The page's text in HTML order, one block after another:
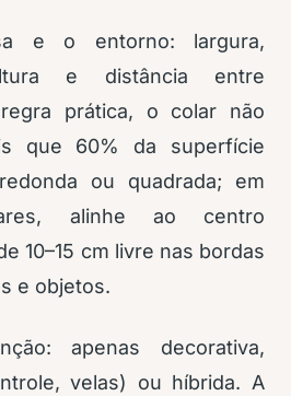
e o entorno: largura,
e distância entre
prática, o colar não
que 60% da superfície
ou quadrada; em
alinhe ao centro
10–15 cm livre nas bordas
e objetos.
apenas decorativa,
velas) ou híbrida. A